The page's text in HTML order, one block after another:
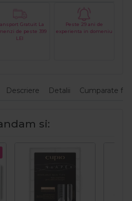
Gratuit La
de peste 399
LEI
Peste 29 ani de
experienta in domeniu
Descriere Detalii Cumparate
si: